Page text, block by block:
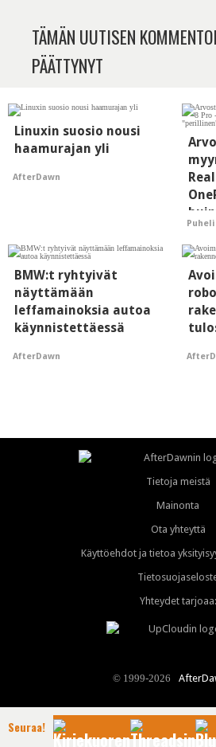
TÄMÄN UUTISEN
PÄÄTTYNYT
Linuxin suosio nousi
haamurajan yli
AfterDawn
BMW:t ryhtyivät
näyttämään
leffamainoksia autoa
käynnistettäessä
AfterDawn
Tietoja meistä
Mainonta
Ota yhteyttä
Käyttöehdot ja tietoa
Yhteydet tarjoaa:
© 1999-2026
Seuraa!